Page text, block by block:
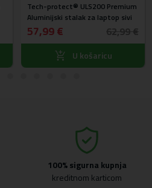
Tech-protect® ULS200 Premium
Aluminijski stalak za laptop sivi
57,99 €
U košaricu
100% sigurna kupnja
kreditnom karticom